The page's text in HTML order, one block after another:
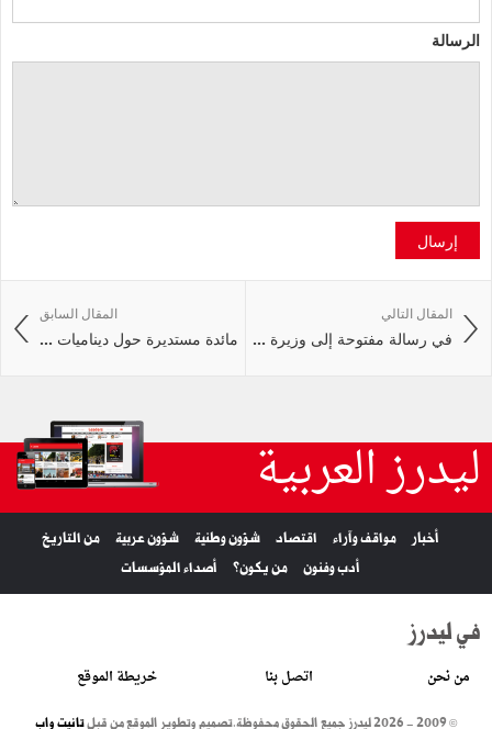
الرسالة
إرسال
المقال السابق
مائدة مستديرة حول ديناميات ...
المقال التالي
في رسالة مفتوحة إلى وزيرة ...
ليدرز العربية
أخبار مواقف وآراء اقتصاد شؤون وطنية شؤون عربية
من التاريخ
أدب وفنون
من يكون؟ أصداء المؤسسات
في ليدرز
من نحن اتصل بنا خريطة الموقع
© 2009 - 2026 ليدرز جميع الحقوق محفوظة. تصميم وتطوير الموقع من قبلتانيت واب